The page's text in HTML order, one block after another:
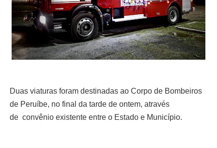
Duas viaturas foram destinadas ao Corpo de Bombeiros
de Peruíbe, no final da tarde de ontem, através
de convênio existente entre o Estado e Município.